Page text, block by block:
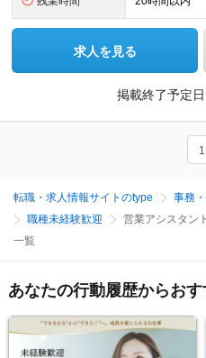
求人を見る
掲載終了予定日
1
転職・求人情報サイトのtype 事務
職種未経験歓迎
営業アシスタン
一覧
あなたの行動履歴からお